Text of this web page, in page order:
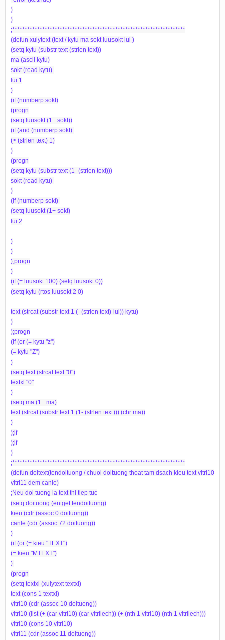
)
)
;*********************************************************************
(defun xulytext (text / kytu ma sokt luusokt lui )
(setq kytu (substr text (strlen text))
ma (ascii kytu)
sokt (read kytu)
lui 1
)
(if (numberp sokt)
(progn
(setq luusokt (1+ sokt))
(if (and (numberp sokt)
(> (strlen text) 1)
)
(progn
(setq kytu (substr text (1- (strlen text)))
sokt (read kytu)
)
(if (numberp sokt)
(setq luusokt (1+ sokt)
lui 2
)
)
);progn
)
(if (= luusokt 100) (setq luusokt 0))
(setq kytu (rtos luusokt 2 0)
text (strcat (substr text 1 (- (strlen text) lui)) kytu)
)
);progn
(if (or (= kytu "z")
(= kytu "Z")
)
(setq text (strcat text "0")
textxl "0"
)
(setq ma (1+ ma)
text (strcat (substr text 1 (1- (strlen text))) (chr ma))
)
);if
);if
)
;*********************************************************************
(defun doitext(tendoituong / chuoi doituong thoat tam dsach kieu text vitri10
vitri11 dem canle)
;Neu doi tuong la text thi tiep tuc
(setq doituong (entget tendoituong)
kieu (cdr (assoc 0 doituong))
canle (cdr (assoc 72 doituong))
)
(if (or (= kieu "TEXT")
(= kieu "MTEXT")
)
(progn
(setq textxl (xulytext textxl)
text (cons 1 textxl)
vitri10 (cdr (assoc 10 doituong))
vitri10 (list (+ (car vitri10) (car vitrilech)) (+ (nth 1 vitri10) (nth 1 vitrilech)))
vitri10 (cons 10 vitri10)
vitri11 (cdr (assoc 11 doituong))